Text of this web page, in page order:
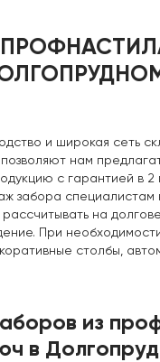
и широкая сеть
нам
с гарантией в 2
забора
на
При
столбы,
из
в